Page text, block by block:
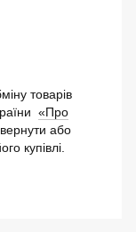
товарів
«Про
або
купівлі.